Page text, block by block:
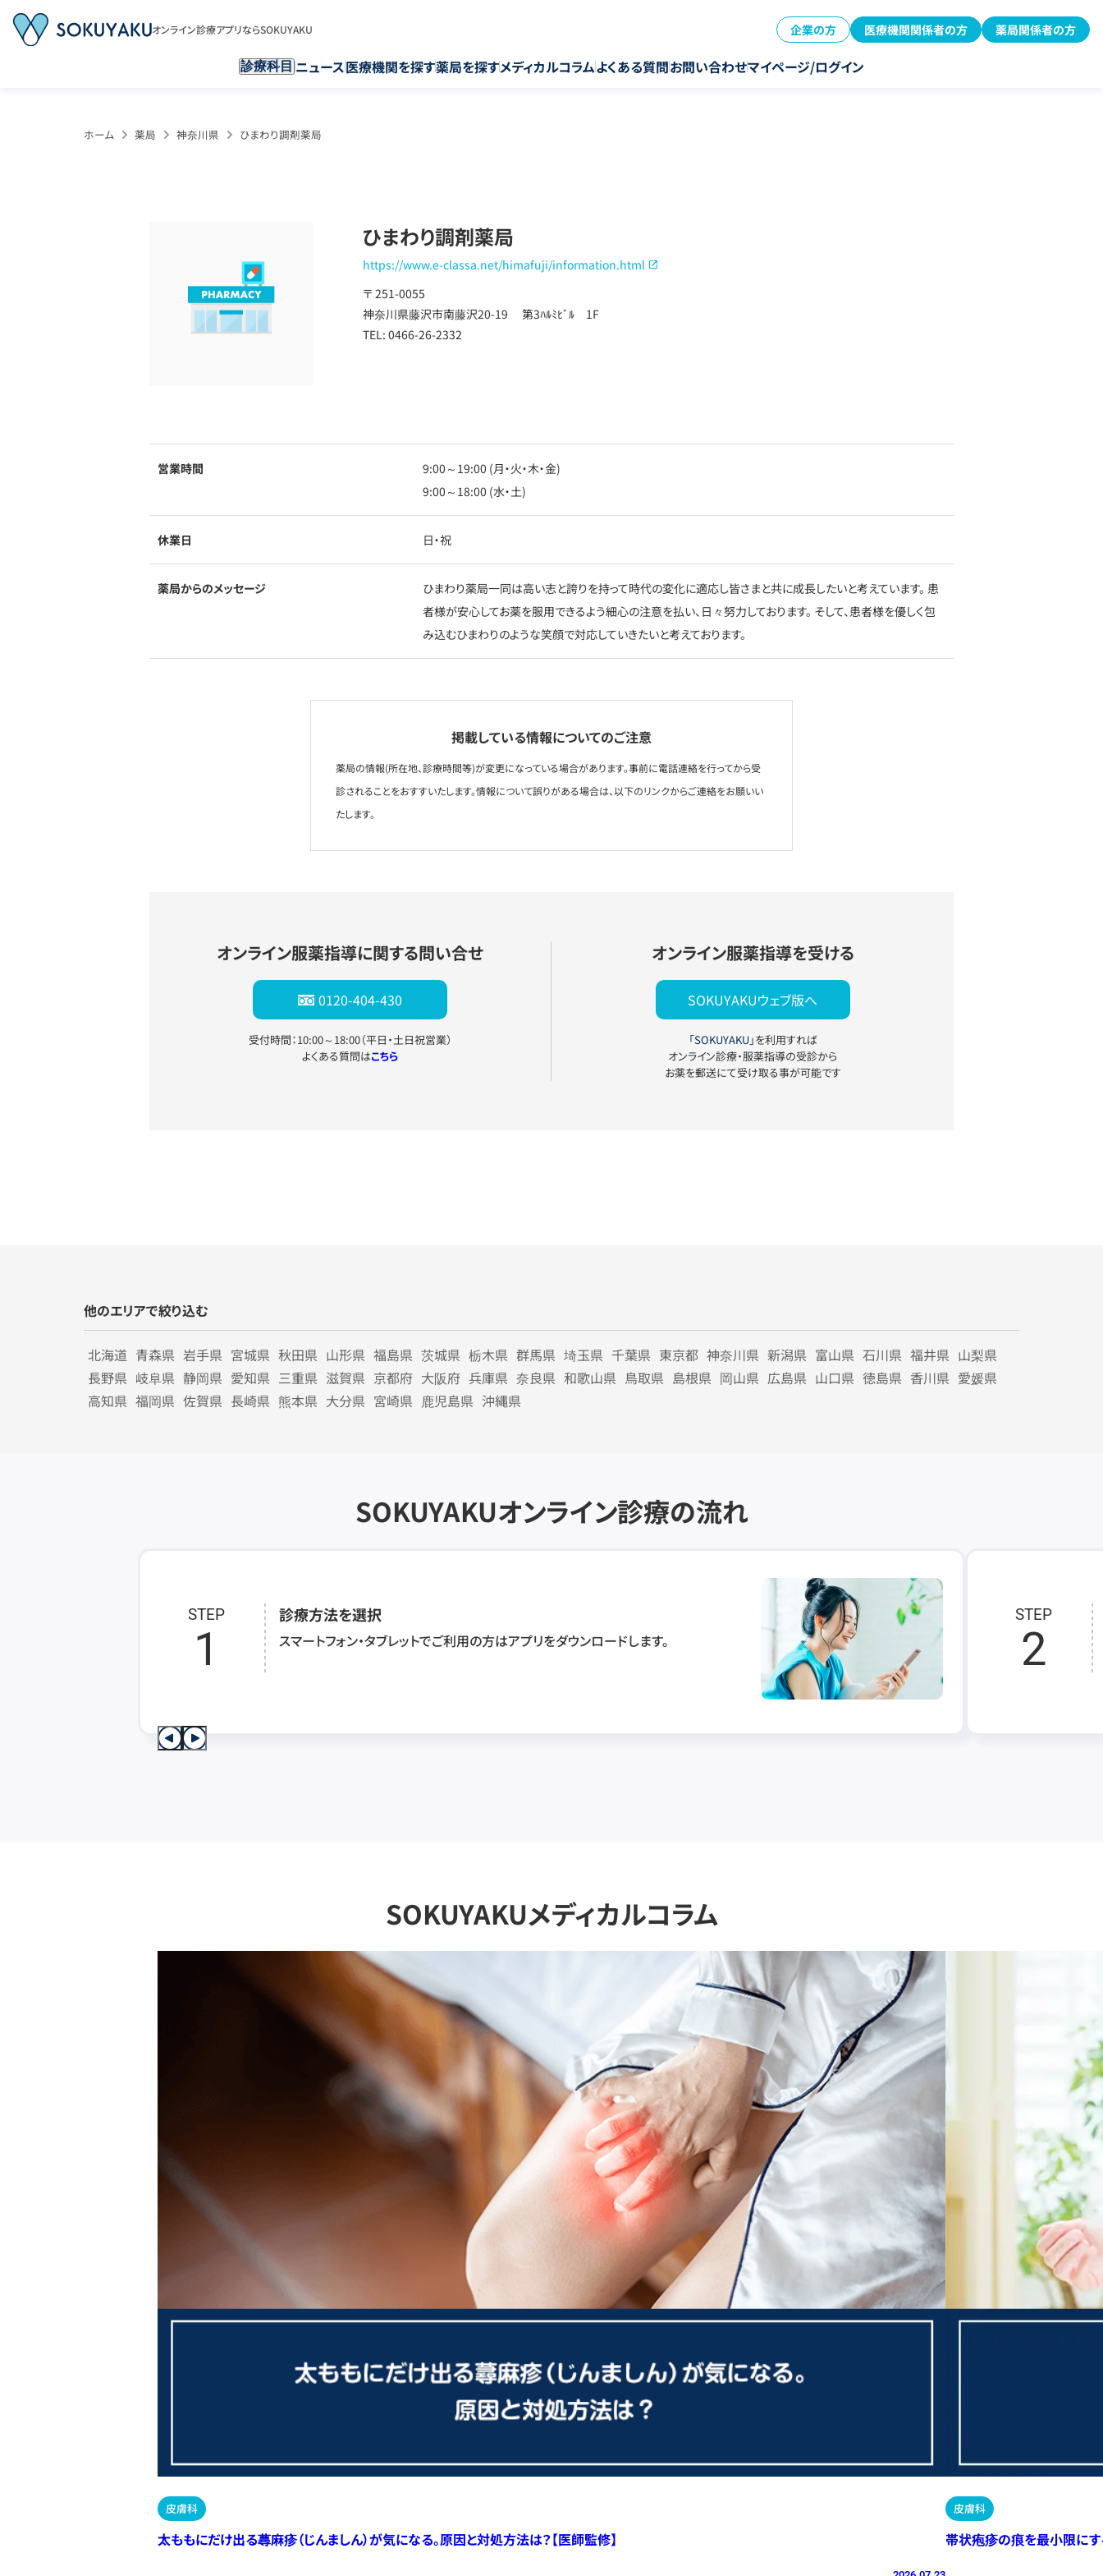
オンライン診療アプリならSOKUYAKU 企業の方 医療機関関係者の方 薬局関係者の方
診療科目 ニュース医療機関を探す薬局を探すメディカルコラムよくある質問お問い合わせマイページ/ログイン
ホーム 薬局 神奈川県 ひまわり調剤薬局
ひまわり調剤薬局
https://www.e-classa.net/himafuji/information.html
〒 251-0055
神奈川県藤沢市南藤沢20-19 第3ﾊﾙﾐﾋﾞﾙ 1F
TEL: 0466-26-2332
営業時間
9:00～19:00 (月・火・木・金)
9:00～18:00 (水・土)
休業日 日・祝
薬局からのメッセージ
ひまわり薬局一同は高い志と誇りを持って時代の変化に適応し皆さまと共に成長したいと考えています。 患
者様が安心してお薬を服用できるよう細心の注意を払い、日々努力しております。 そして、患者様を優しく包
み込むひまわりのような笑顔で対応していきたいと考えております。
掲載している情報についてのご注意
薬局の情報(所在地、診療時間等)が変更になっている場合があります。事前に電話連絡を行ってから受
診されることをおすすいたします。情報について誤りがある場合は、以下のリンクからご連絡をお願いい
たします。
オンライン服薬指導に関する問い合せ
0120-404-430
受付時間：10:00～18:00（平日・土日祝営業）
よくある質問はこちら
オンライン服薬指導を受ける
SOKUYAKUウェブ版へ
「SOKUYAKU」を利用すれば
オンライン診療・服薬指導の受診から
お薬を郵送にて受け取る事が可能です
他のエリアで絞り込む
北海道 青森県 岩手県 宮城県 秋田県 山形県 福島県 茨城県 栃木県 群馬県 埼玉県 千葉県 東京都 神奈川県 新潟県 富山県 石川県 福井県 山梨県
長野県 岐阜県 静岡県 愛知県 三重県 滋賀県 京都府 大阪府 兵庫県 奈良県 和歌山県 鳥取県 島根県 岡山県 広島県 山口県 徳島県 香川県 愛媛県
高知県 福岡県 佐賀県 長崎県 熊本県 大分県 宮崎県 鹿児島県 沖縄県
SOKUYAKUオンライン診療の流れ
STEP
1
診療方法を選択
スマートフォン・タブレットでご利用の方はアプリをダウンロードします。
STEP
2
SOKUYAKUメディカルコラム
皮膚科
太ももにだけ出る蕁麻疹（じんましん）が気になる。原因と対処方法は？【医師監修】
皮膚科
帯状疱疹の痕を最小限にす